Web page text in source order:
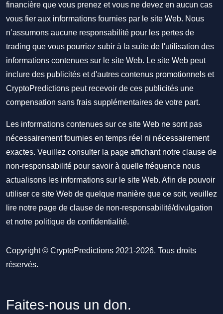
financière que vous prenez et vous ne devez en aucun cas
vous fier aux informations fournies par le site Web. Nous
n’assumons aucune responsabilité pour les pertes de
trading que vous pourriez subir à la suite de l'utilisation des
informations contenues sur le site Web. Le site Web peut
inclure des publicités et d'autres contenus promotionnels et
CryptoPredictions peut recevoir de ces publicités une
compensation sans frais supplémentaires de votre part.
Les informations contenues sur ce site Web ne sont pas
nécessairement fournies en temps réel ni nécessairement
exactes. Veuillez consulter la page affichant notre clause de
non-responsabilité pour savoir à quelle fréquence nous
actualisons les informations sur le site Web. Afin de pouvoir
utiliser ce site Web de quelque manière que ce soit, veuillez
lire notre page de clause de non-responsabilité/divulgation
et notre politique de confidentialité.
Copyright © CryptoPredictions 2021-2026. Tous droits
réservés.
Faites-nous un don.